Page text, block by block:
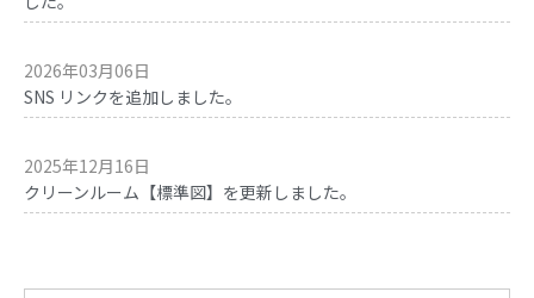
2026年03月06日
SNS リンクを追加しました。
2025年12月16日
クリーンルーム【標準図】を更新しました。